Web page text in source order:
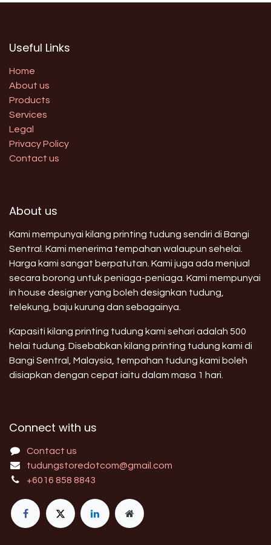
Useful Links
Home
About us
Products
Services
Legal
Privacy Policy
Contact us
About us
Kami mempunyai kilang printing tudung sendiri di Bangi
Sentral. Kami menerima tempahan walaupun sehelai.
Harga kami sangat berpatutan. Kami juga ada menjual
secara borong untuk peniaga-peniaga. Kami mempunyai
in house designer yang boleh designkan tudung,
telekung, baju kurung dan sebagainya.
Kapasiti kilang printing tudung kami sehari adalah 500
helai tudung. Disebabkan kilang printing tudung kami di
Bangi Sentral, Malaysia, tempahan tudung kami boleh
disiapkan dengan cepat iaitu dalam masa 1 hari.
Connect with us
Contact us
tudungstoredotcom@gmail.com
+6016 858 8843